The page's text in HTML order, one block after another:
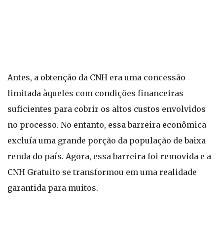
Antes, a obtenção da CNH era uma concessão
limitada àqueles com condições financeiras
suficientes para cobrir os altos custos envolvidos
no processo. No entanto, essa barreira econômica
excluía uma grande porção da população de baixa
renda do país. Agora, essa barreira foi removida e a
CNH Gratuito se transformou em uma realidade
garantida para muitos.